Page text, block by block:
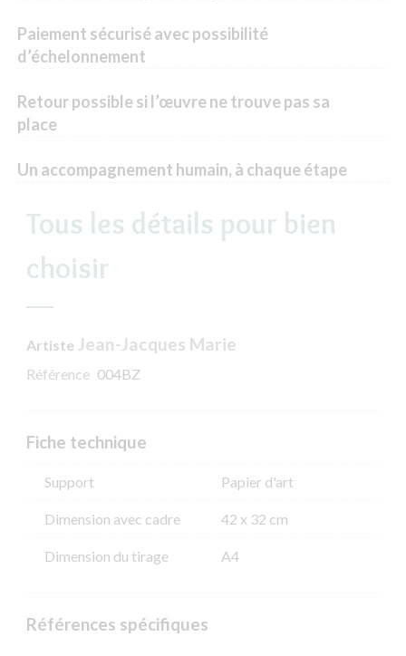
Paiement sécurisé avec possibilité
d’échelonnement
Retour possible si l’œuvre ne trouve pas sa
place
Un accompagnement humain, à chaque étape
Tous les détails pour bien
choisir
Artiste Jean-Jacques Marie
Référence 004BZ
Fiche technique
Support Papier d'art
Dimension avec cadre 42 x 32 cm
Dimension du tirage A4
Références spécifiques